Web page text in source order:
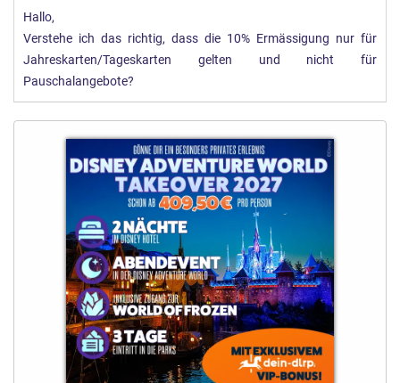
Hallo,
Verstehe ich das richtig, dass die 10% Ermässigung nur für
Jahreskarten/Tageskarten gelten und nicht für
Pauschalangebote?